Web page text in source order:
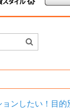
ンしたい！目